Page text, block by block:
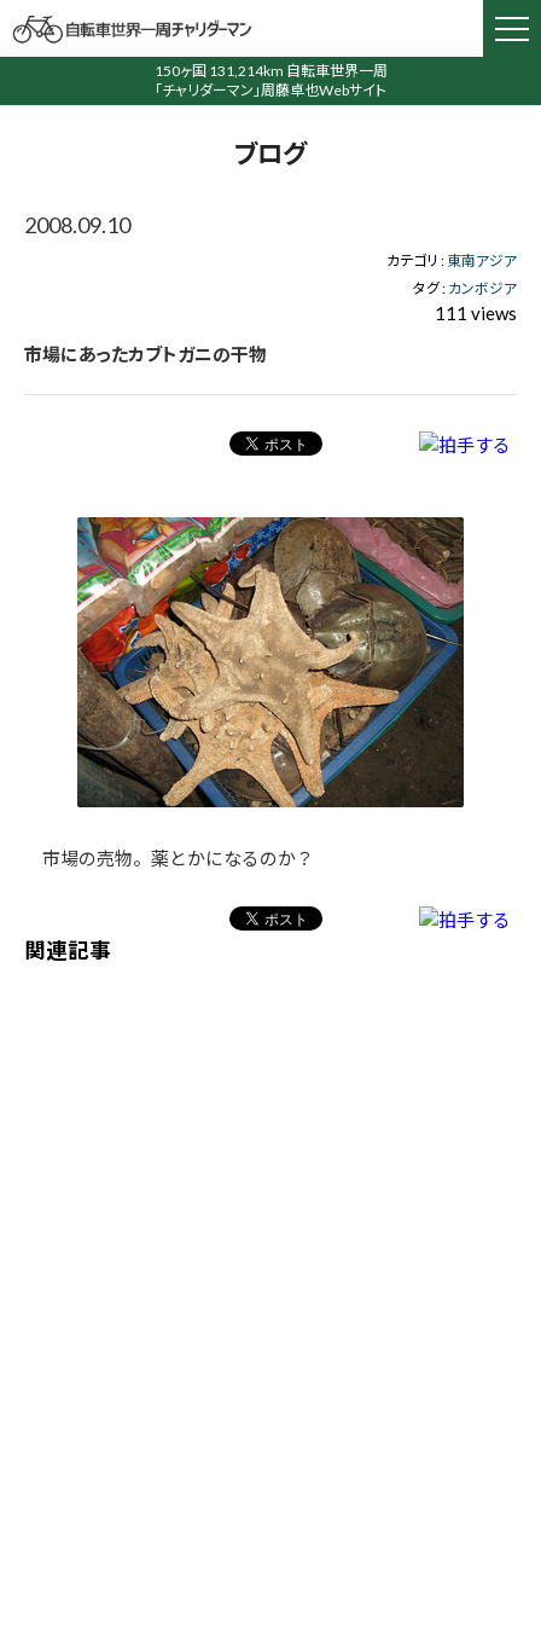
150ヶ国 131,214km 自転車世界一周
「チャリダーマン」周藤卓也Webサイト
ブログ
2008.09.10
カテゴリ : 東南アジア
タグ : カンボジア
111 views
市場にあったカブトガニの干物
市場の売物。薬とかになるのか？
関連記事